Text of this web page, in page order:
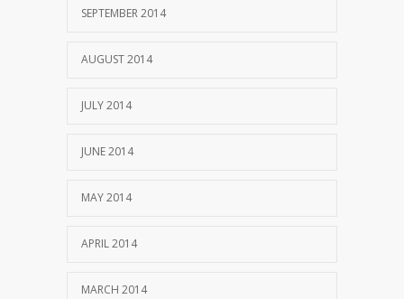
SEPTEMBER 2014
AUGUST 2014
JULY 2014
JUNE 2014
MAY 2014
APRIL 2014
MARCH 2014